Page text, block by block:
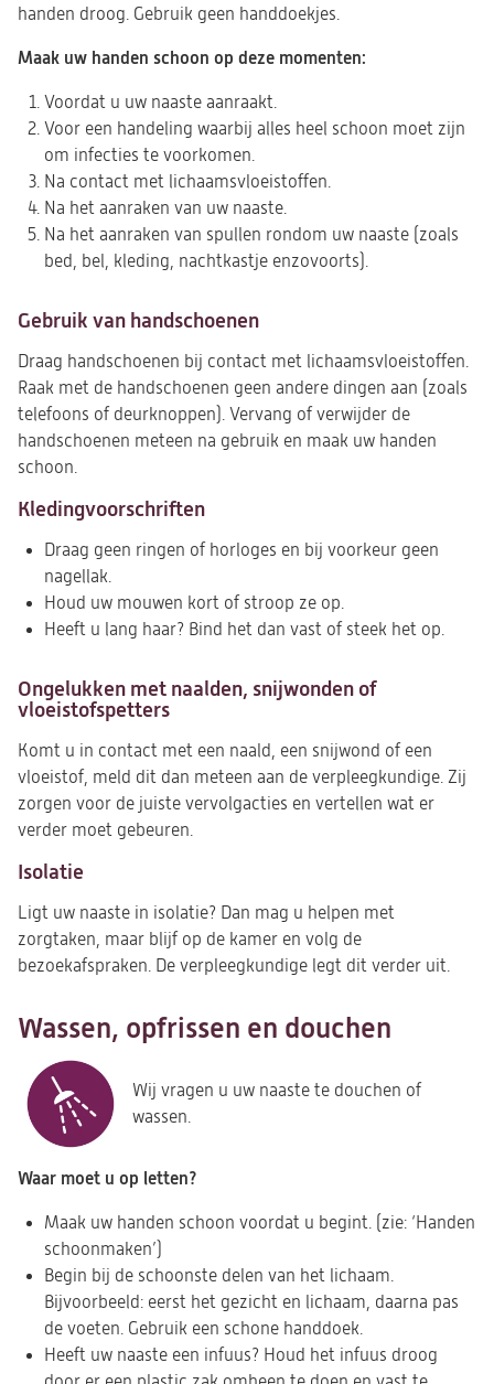
handen droog. Gebruik geen handdoekjes.
Maak uw handen schoon op deze momenten:
Voordat u uw naaste aanraakt.
Voor een handeling waarbij alles heel schoon moet zijn
om infecties te voorkomen.
Na contact met lichaamsvloeistoffen.
Na het aanraken van uw naaste.
Na het aanraken van spullen rondom uw naaste (zoals
bed, bel, kleding, nachtkastje enzovoorts).
Gebruik van handschoenen
Draag handschoenen bij contact met lichaamsvloeistoffen.
Raak met de handschoenen geen andere dingen aan (zoals
telefoons of deurknoppen). Vervang of verwijder de
handschoenen meteen na gebruik en maak uw handen
schoon.
Kledingvoorschriften
Draag geen ringen of horloges en bij voorkeur geen
nagellak.
Houd uw mouwen kort of stroop ze op.
Heeft u lang haar? Bind het dan vast of steek het op.
Ongelukken met naalden, snijwonden of
vloeistofspetters
Komt u in contact met een naald, een snijwond of een
vloeistof, meld dit dan meteen aan de verpleegkundige. Zij
zorgen voor de juiste vervolgacties en vertellen wat er
verder moet gebeuren.
Isolatie
Ligt uw naaste in isolatie? Dan mag u helpen met
zorgtaken, maar blijf op de kamer en volg de
bezoekafspraken. De verpleegkundige legt dit verder uit.
Wassen, opfrissen en douchen
Wij vragen u uw naaste te douchen of
wassen.
Waar moet u op letten?
Maak uw handen schoon voordat u begint. (zie: ‘Handen
schoonmaken’)
Begin bij de schoonste delen van het lichaam.
Bijvoorbeeld: eerst het gezicht en lichaam, daarna pas
de voeten. Gebruik een schone handdoek.
Heeft uw naaste een infuus? Houd het infuus droog